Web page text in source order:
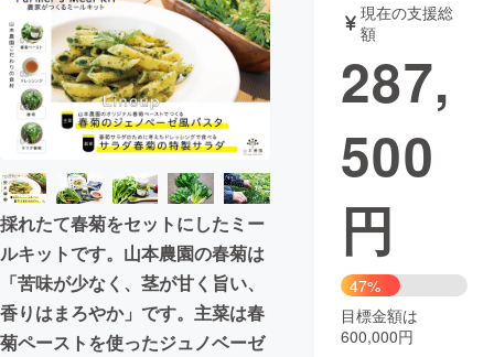
テクノロジー・ガジェット
映像・映画 書籍・雑誌
ビジネス・起業 チャレンジ
まちづくり・地域活性化
CAMPFIRE for Social Good
CAMPFIRE Creation
CAMPFIREふるさと納税machi-ya コミュニティ
採れたて春菊をセットにしたミー
ルキットです。山本農園の春菊は
「苦味が少なく、茎が甘く旨い、
香りはまろやか」です。主菜は春
菊ペーストを使ったジュノベーゼ
現在の支援総
額
287,
500
円
47%
目標金額は
600,000円